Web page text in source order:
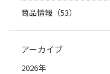
商品情報（53）
アーカイブ
2026年